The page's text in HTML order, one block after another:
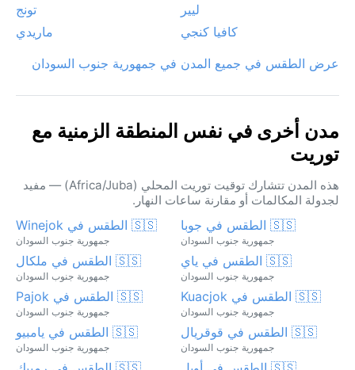
ليير
تونج
كافيا كنجي
ماريدي
عرض الطقس في جميع المدن في جمهورية جنوب السودان
مدن أخرى في نفس المنطقة الزمنية مع
توريت
هذه المدن تتشارك توقيت توريت المحلي (Africa/Juba) — مفيد
لجدولة المكالمات أو مقارنة ساعات النهار.
🇸🇸 الطقس في جوبا
جمهورية جنوب السودان
🇸🇸 الطقس في Winejok
جمهورية جنوب السودان
🇸🇸 الطقس في ياي
جمهورية جنوب السودان
🇸🇸 الطقس في ملكال
جمهورية جنوب السودان
🇸🇸 الطقس في Kuacjok
جمهورية جنوب السودان
🇸🇸 الطقس في Pajok
جمهورية جنوب السودان
🇸🇸 الطقس في قوقريال
جمهورية جنوب السودان
🇸🇸 الطقس في يامبيو
جمهورية جنوب السودان